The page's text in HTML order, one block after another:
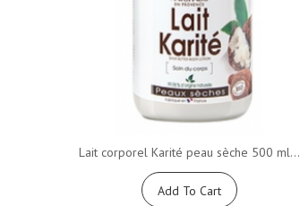
Lait corporel Karité peau sèche 500 ml...
Add To Cart